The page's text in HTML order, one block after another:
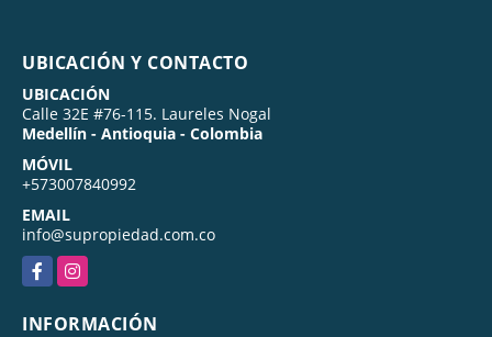
UBICACIÓN Y CONTACTO
UBICACIÓN
Calle 32E #76-115. Laureles Nogal
Medellín - Antioquia - Colombia
MÓVIL
+573007840992
EMAIL
info@supropiedad.com.co
FacebookInstagram
INFORMACIÓN